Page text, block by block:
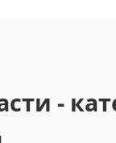
-